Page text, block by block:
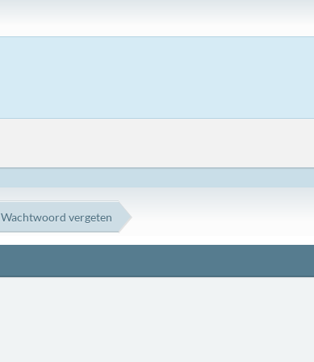
Wachtwoord vergeten